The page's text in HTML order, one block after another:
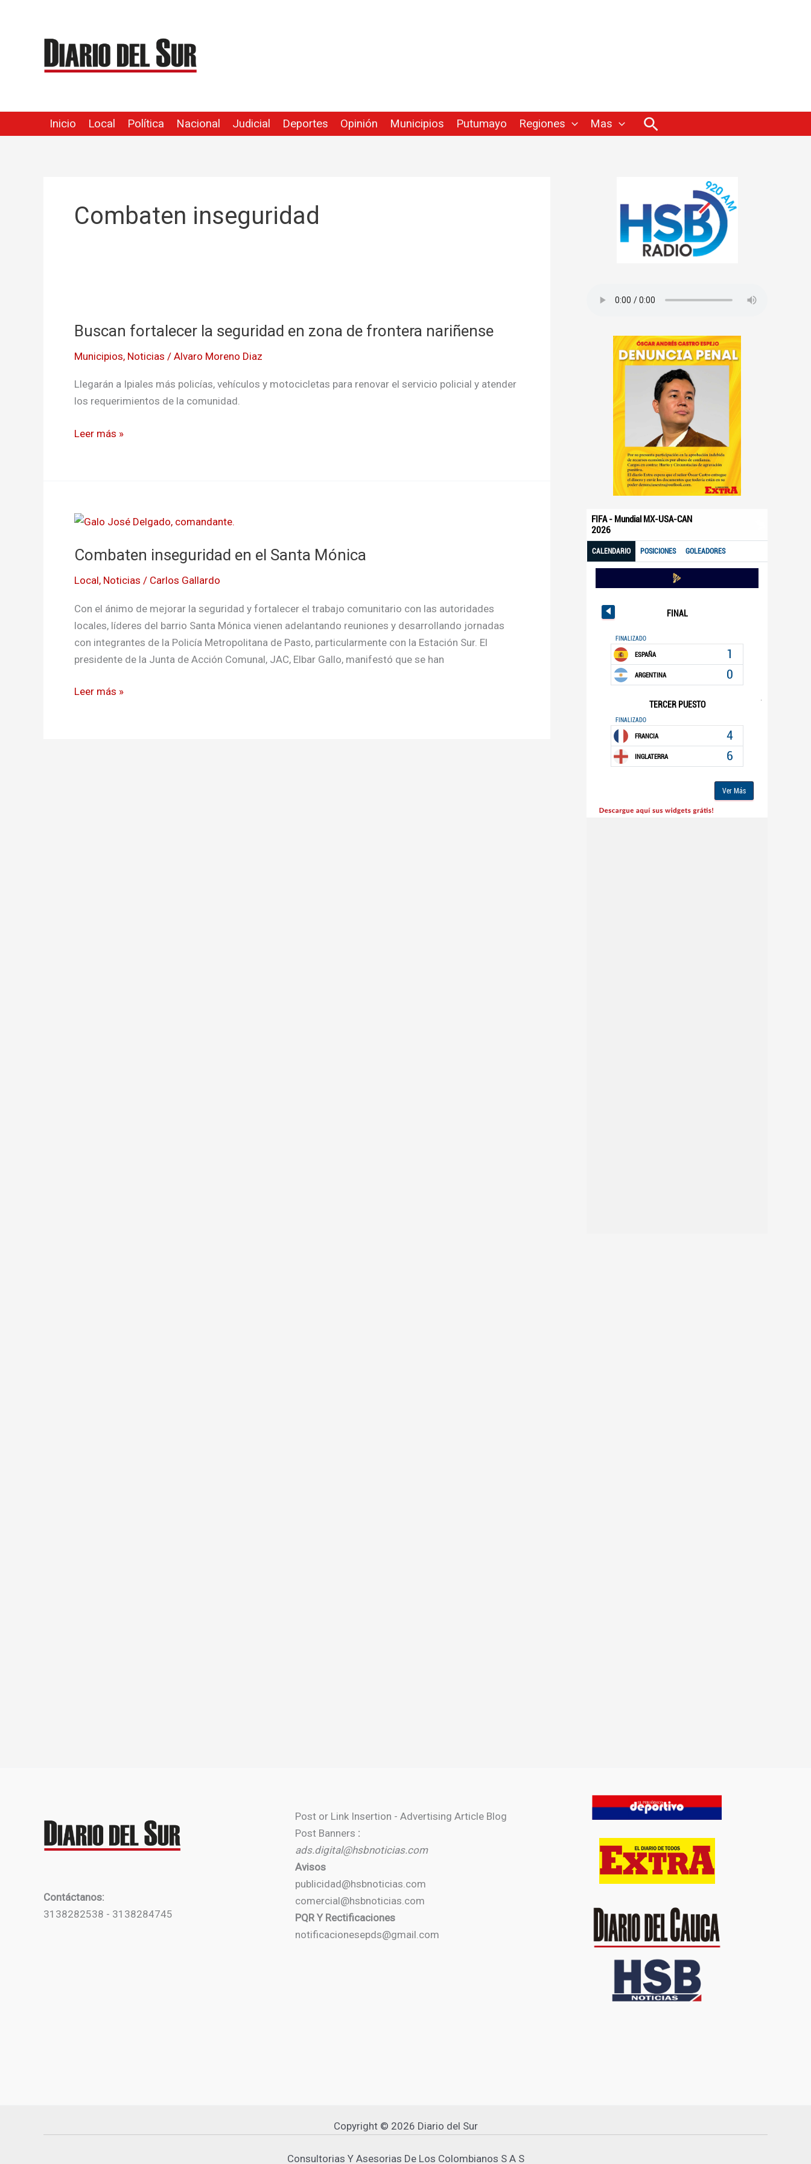
contenido
Inicio Local Política Nacional Judicial Deportes Opinión Municipios Putumayo Regiones Mas Buscar
Combaten inseguridad
Buscan fortalecer la seguridad en zona de frontera nariñense
Municipios, Noticias / Alvaro Moreno Diaz
Llegarán a Ipiales más policías, vehículos y motocicletas para renovar el servicio policial y atender
los requerimientos de la comunidad.
la
zona
de
nariñense
Leer más »
Combaten inseguridad en el Santa Mónica
Local, Noticias / Carlos Gallardo
Con el ánimo de mejorar la seguridad y fortalecer el trabajo comunitario con las autoridades
locales, líderes del barrio Santa Mónica vienen adelantando reuniones y desarrollando jornadas
con integrantes de la Policía Metropolitana de Pasto, particularmente con la Estación Sur. El
presidente de la Junta de Acción Comunal, JAC, Elbar Gallo, manifestó que se han
Combaten
en
Santa
Mónica
Leer más »
Contáctanos:
3138282538 - 3138284745
Post or Link Insertion - Advertising Article Blog
Post Banners :
ads.digital@hsbnoticias.com
Avisos
publicidad@hsbnoticias.com
comercial@hsbnoticias.com
PQR Y Rectificaciones
notificacionesepds@gmail.com
Copyright © 2026 Diario del Sur
Consultorias Y Asesorias De Los Colombianos S A S